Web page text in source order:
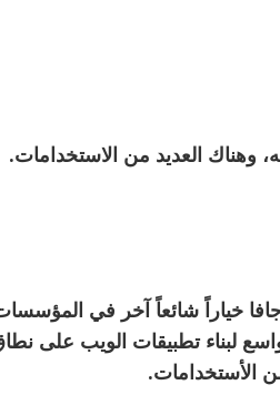
وهناك العديد من الاستخدامات.
خياراً شائعاً آخر في
لبناء تطبيقات الويب على
الأستخدامات.